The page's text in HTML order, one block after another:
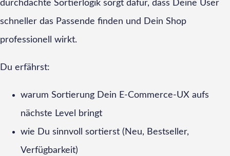
durchdachte Sortierlogik sorgt dafür, dass Deine User
schneller das Passende finden und Dein Shop
professionell wirkt.
Du erfährst:
warum Sortierung Dein E-Commerce-UX aufs
nächste Level bringt
wie Du sinnvoll sortierst (Neu, Bestseller,
Verfügbarkeit)